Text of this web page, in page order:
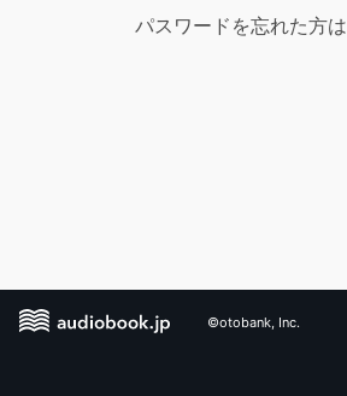
パスワードを忘れた方は
©otobank, Inc.